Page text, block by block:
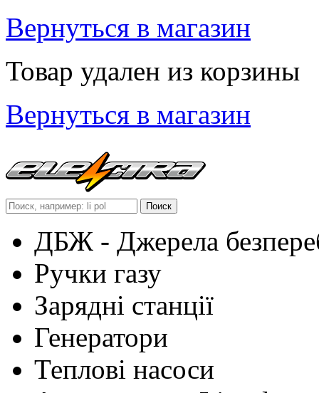
Вернуться в магазин
Товар удален из корзины
Вернуться в магазин
ДБЖ - Джерела
Ручки газу
Зарядні станції
Генератори
Теплові насоси